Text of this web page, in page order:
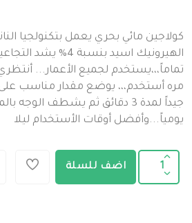
كولاجين مائي بحري يعمل بتكنولجيا
الهيرونيك اسيد
تماماً،،،يستخدم لجميع الأعمار...
مره أستخدم،،، يوضع مقدار مناسب
جيداً لمدة 3 دقائق ثم يشطف الوجه
يومياً...وأفضل أوقات الأستخدام ليلا
1 اضف للسلة